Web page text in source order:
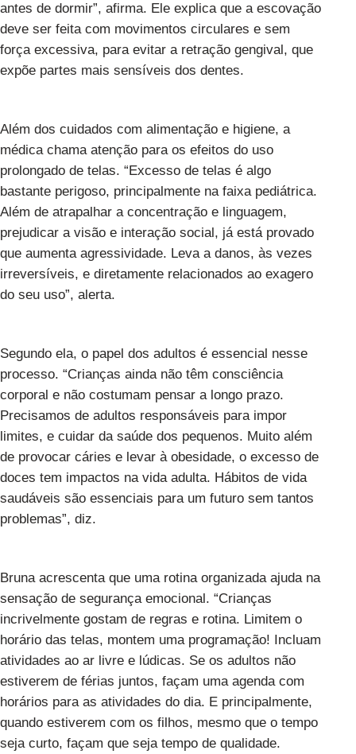
antes de dormir”, afirma. Ele explica que a escovação
deve ser feita com movimentos circulares e sem
força excessiva, para evitar a retração gengival, que
expõe partes mais sensíveis dos dentes.
Além dos cuidados com alimentação e higiene, a
médica chama atenção para os efeitos do uso
prolongado de telas. “Excesso de telas é algo
bastante perigoso, principalmente na faixa pediátrica.
Além de atrapalhar a concentração e linguagem,
prejudicar a visão e interação social, já está provado
que aumenta agressividade. Leva a danos, às vezes
irreversíveis, e diretamente relacionados ao exagero
do seu uso”, alerta.
Segundo ela, o papel dos adultos é essencial nesse
processo. “Crianças ainda não têm consciência
corporal e não costumam pensar a longo prazo.
Precisamos de adultos responsáveis para impor
limites, e cuidar da saúde dos pequenos. Muito além
de provocar cáries e levar à obesidade, o excesso de
doces tem impactos na vida adulta. Hábitos de vida
saudáveis são essenciais para um futuro sem tantos
problemas”, diz.
Bruna acrescenta que uma rotina organizada ajuda na
sensação de segurança emocional. “Crianças
incrivelmente gostam de regras e rotina. Limitem o
horário das telas, montem uma programação! Incluam
atividades ao ar livre e lúdicas. Se os adultos não
estiverem de férias juntos, façam uma agenda com
horários para as atividades do dia. E principalmente,
quando estiverem com os filhos, mesmo que o tempo
seja curto, façam que seja tempo de qualidade.